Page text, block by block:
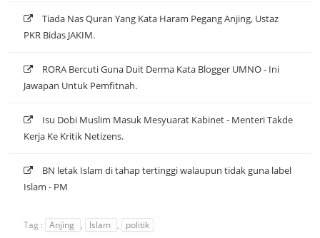
Tiada Nas Quran Yang Kata Haram Pegang Anjing, Ustaz
PKR Bidas JAKIM.
RORA Bercuti Guna Duit Derma Kata Blogger UMNO - Ini
Jawapan Untuk Pemfitnah.
Isu Dobi Muslim Masuk Mesyuarat Kabinet - Menteri Takde
Kerja Ke Kritik Netizens.
BN letak Islam di tahap tertinggi walaupun tidak guna label
Islam - PM
Tag : Anjing , Islam , politik